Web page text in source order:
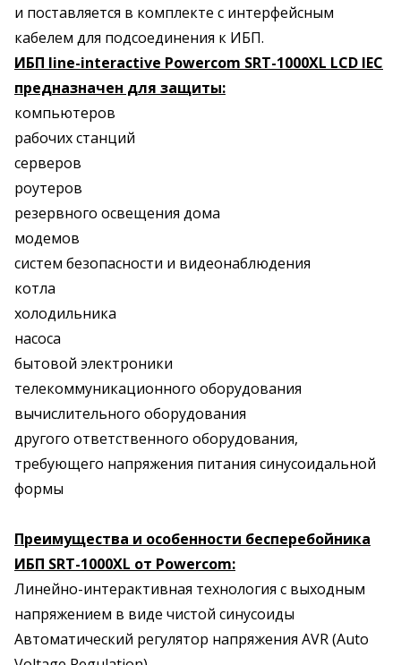
и поставляется в комплекте с интерфейсным
кабелем для подсоединения к ИБП.
ИБП line-interactive Powercom SRT-1000XL LCD IEC
предназначен для защиты:
компьютеров
рабочих станций
серверов
роутеров
резервного освещения дома
модемов
систем безопасности и видеонаблюдения
котла
холодильника
насоса
бытовой электроники
телекоммуникационного оборудования
вычислительного оборудования
другого ответственного оборудования,
требующего напряжения питания синусоидальной
формы
Преимущества и особенности бесперебойника
ИБП SRT-1000XL от Powercom:
Линейно-интерактивная технология с выходным
напряжением в виде чистой синусоиды
Автоматический регулятор напряжения AVR (Auto